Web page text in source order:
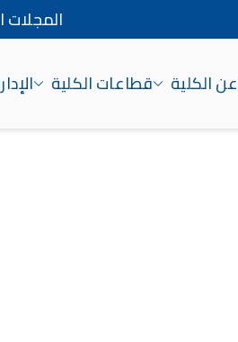
المجلات
عن الكلية قطاعات الكلية